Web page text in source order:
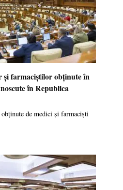
farmaciștilor obținute în
în Republica
de medici și farmaciști